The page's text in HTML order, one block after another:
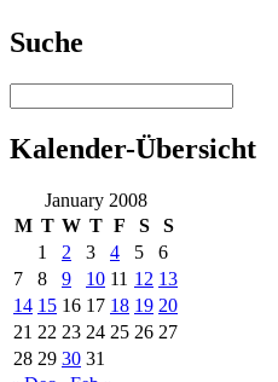
Suche
Kalender-Übersicht
January 2008
M T W T F S
S
1
2 3 4 5
6
7
8 9 10 11 12 13
14 15 16 17 18 19 20
21 22 23 24 25 26 27
28 29 30 31